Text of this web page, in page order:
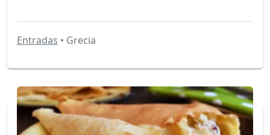
Entradas • Grecia